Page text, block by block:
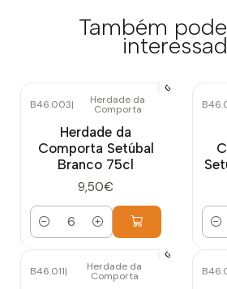
Também
B46.003| Herdade da
Comporta
Herdade da
Comporta Setúbal
Branco 75cl
9,50€
Quantidade
B46.011| Herdade da
Comporta